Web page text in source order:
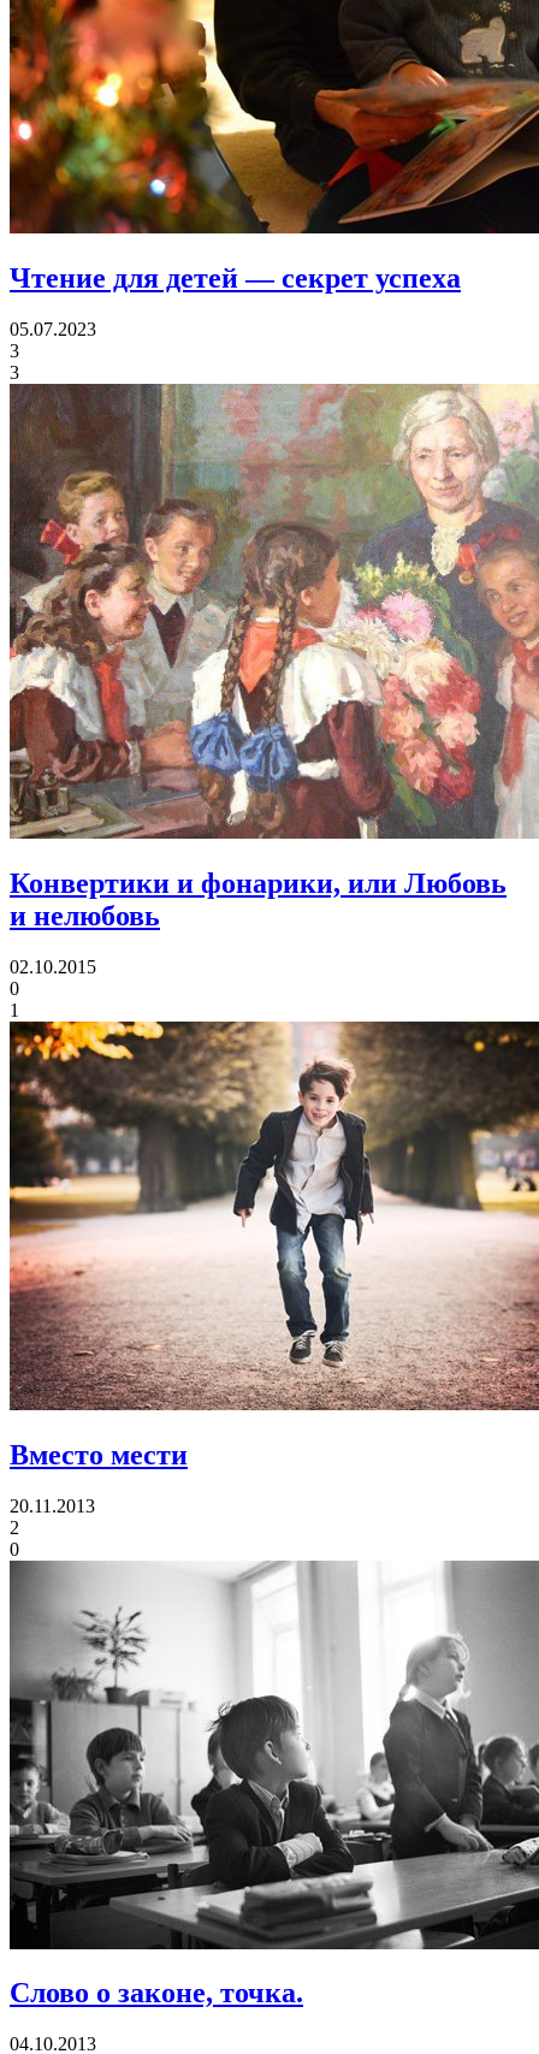
Чтение для детей — секрет успеха
05.07.2023
3
3
Конвертики и фонарики, или Любовь
и нелюбовь
02.10.2015
0
1
Вместо мести
20.11.2013
2
0
Слово о законе, точка.
04.10.2013